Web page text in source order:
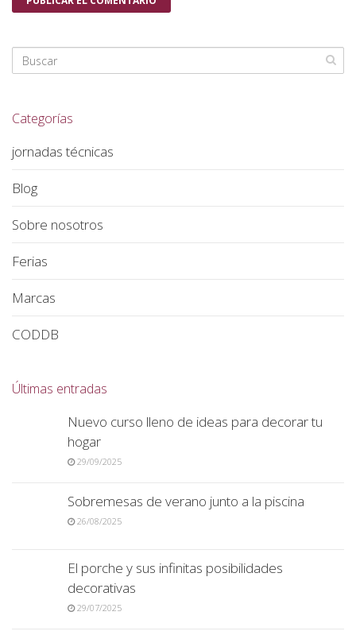
Categorías
jornadas técnicas
Blog
Sobre nosotros
Ferias
Marcas
CODDB
Últimas entradas
Nuevo curso lleno de ideas para decorar tu
hogar
29/09/2025
Sobremesas de verano junto a la piscina
26/08/2025
El porche y sus infinitas posibilidades
decorativas
29/07/2025